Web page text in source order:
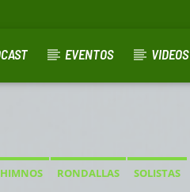
EVENTOS VIDEOS
HIMNOS RONDALLAS SOLISTAS